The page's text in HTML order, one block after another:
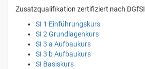
Zusatzqualifikation zertifiziert nach DGfSI
SI 1 Einführungskurs
SI 2 Grundlagenkurs
SI 3 a Aufbaukurs
SI 3 b Aufbaukurs
SI Basiskurs